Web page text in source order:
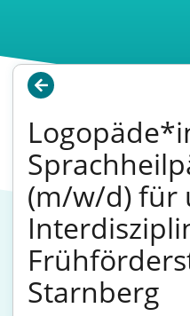
(m/w/d) für
Starnberg